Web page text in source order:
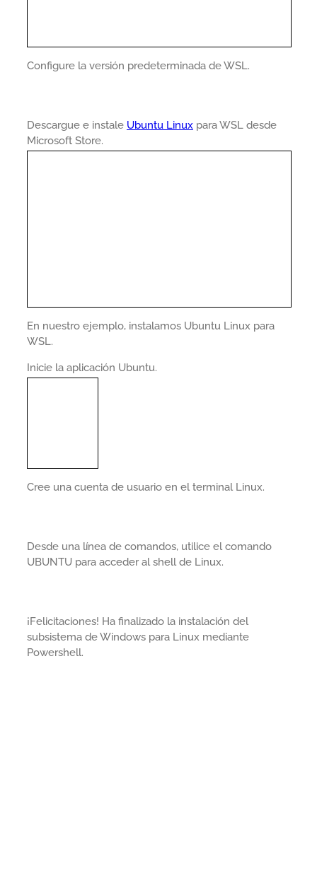
Configure la versión predeterminada de WSL.
Descargue e instale Ubuntu Linux para WSL desde
Microsoft Store.
En nuestro ejemplo, instalamos Ubuntu Linux para
WSL.
Inicie la aplicación Ubuntu.
Cree una cuenta de usuario en el terminal Linux.
Desde una línea de comandos, utilice el comando
UBUNTU para acceder al shell de Linux.
¡Felicitaciones! Ha finalizado la instalación del
subsistema de Windows para Linux mediante
Powershell.